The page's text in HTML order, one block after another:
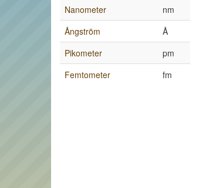
Nanometer
nm
Ångström
Å
Pikometer
pm
Femtometer
fm